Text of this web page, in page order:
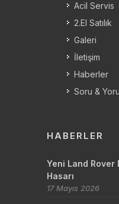
Acil Servis
2.El Satılık
Galeri
İletişim
Haberler
Soru &
HABERLER
Yeni Land
Hasarı
17 Mayıs 2026